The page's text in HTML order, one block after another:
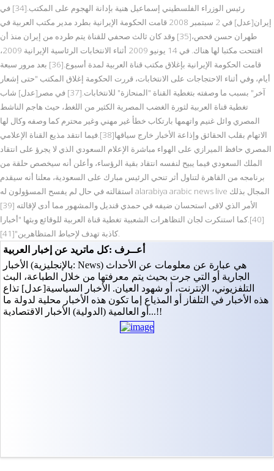
رئيس الوزراء الفلسطيني إسماعيل هنية بإدانة الهجوم على المكتب.[34] في
إيران[عدل] في 2 سبتمبر 2008 قامت الحكومة الإيرانية بطرد مدير مكتب العربية في
طهران حسن فحص،[35] وقد كان ثالث صحفي للقناة يتم طرده من إيران منذ أن
افتتحت مكتبا لها هناك. في 14 يونيو 2009 أثناء الانتخابات الرئاسية الإيرانية 2009،
قامت الحكومة الإيرانية بإغلاق مكتب قناة العربية لمدة أسبوع.[36] بعد مرور سبعة
أيام، وفي أثناء الاحتجاجات على الانتخابات، قررت الحكومة إغلاق المكتب "حتى إشعار
آخر" بسبب ما وصفته بتغطية القناة "المنحازة" للانتخابات.[37] في مصر[عدل] شاب
تغطية قناة العربية لثورة الغضب المصرية الكثير من اللغط، حيث هاجم الناشط
المصري وائل غنيم واتهمها بارتكاب خطأ غير مهني وغير محترم كما وصفه وكال لها
الاتهام بقلب الحقائق وإذاعة الأخبار خارج سياقها[38].فيما انتقد مذيع القناة الإعلامي
المصري حافظ الميرازي على الهواء مباشرة الإعلام السعودي الذي لا يجرؤ على انتقاد
الملك السعودي فيما يبيح لنفسه انتقاد بقية الرؤساء، وأعلن أنه سيخصص حلقة من
برنامجه من القاهرة لتناول أثر تنحي الرئيس مبارك على السعودية، معلنا أنه سيقدم
استقالته في حال لم يفسح المسؤولون له alarabiya arabic news live المجال بذلك
الأمر الذي لاقى استحسان ضيفه في حمدي قنديل والمشهور مما أدى لإقالته [39]
[40].كما استنكرت لجان التظاهرات الشعبية تغطية قناة العربية للوقائع وبثها "أخبارا
كاذبة تهدف لإحباط المتظاهرين"[41].